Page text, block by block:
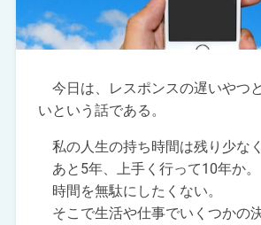
今日は、レスポンスの遅いやつ
いという話である。
私の人生の持ち時間は残り少な
あと5年、上手く行って10年か。
時間を無駄にしたくない。
そこで生活や仕事でいくつかの